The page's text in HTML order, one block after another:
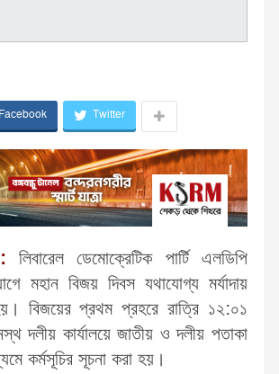
Facebook Twitter
লিবারেল ডেমোক্রেটিক পার্টি এলডিপি
মহান বিজয় দিবস যথাযোগ্য মর্যাদায়
বিজয়ের প্রথম প্রহরে রাত্রি ১২:০১
দলীয় কার্যালয়ে জাতীয় ও দলীয় পতাকা
কর্মসূচির সূচনা করা হয়।